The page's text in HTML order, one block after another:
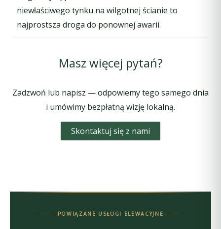
niewłaściwego tynku na wilgotnej ścianie to
najprostsza droga do ponownej awarii.
Masz więcej pytań?
Zadzwoń lub napisz — odpowiemy tego samego dnia
i umówimy bezpłatną wizję lokalną.
Skontaktuj się z nami
POWIĄZANE USŁUGI ELEWACYJNE